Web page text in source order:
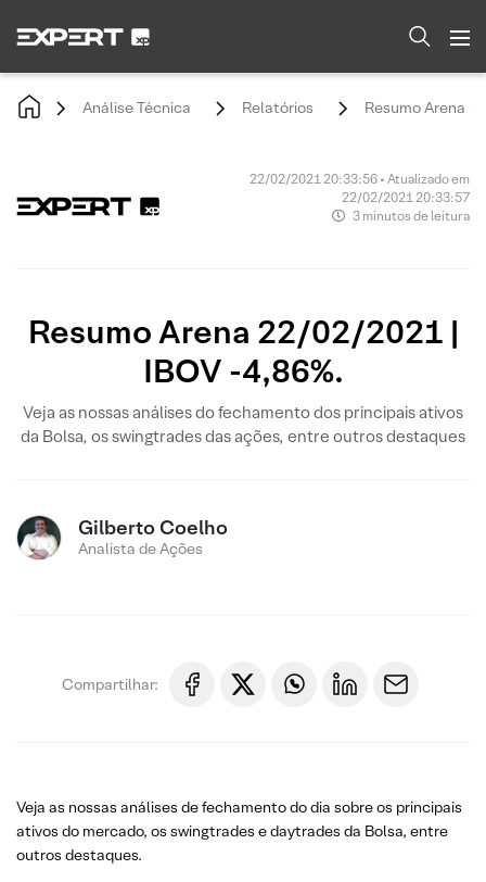
Análise Técnica Relatórios Resumo Arena
22/02/2021 20:33:56 • Atualizado em
22/02/2021 20:33:57
3 minutos de leitura
Resumo Arena 22/02/2021 |
IBOV -4,86%.
Veja as nossas análises do fechamento dos principais ativos
da Bolsa, os swingtrades das ações, entre outros destaques
Gilberto Coelho
Analista de Ações
Compartilhar:
Veja as nossas análises de fechamento do dia sobre os principais
ativos do mercado, os swingtrades e daytrades da Bolsa, entre
outros destaques.